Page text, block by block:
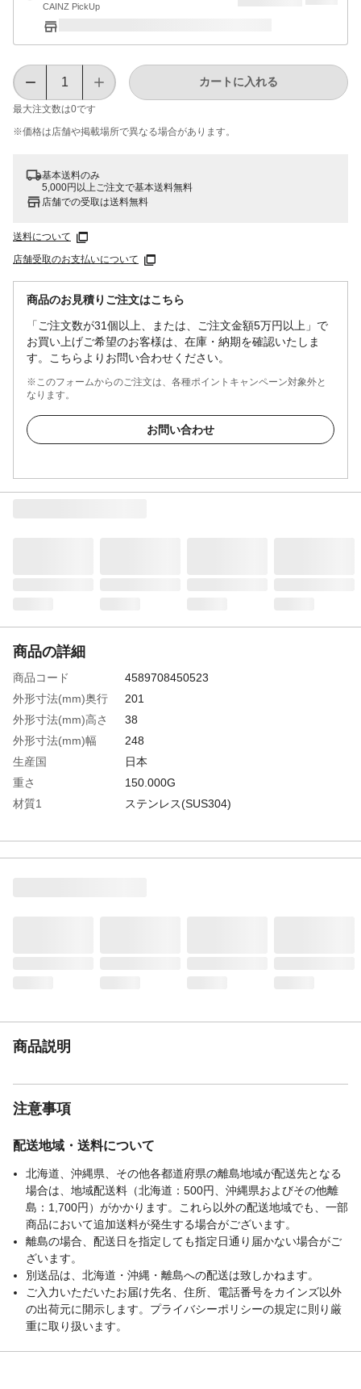
CAINZ PickUp
最大注文数は0です
カートに入れる
※価格は​店舗や​掲載場所で​異なる​場合が​あります。
基本送料のみ
5,000円以上ご注文で基本送料無料
店舗での受取は送料無料
送料について
店舗受取のお支払いについて
商品のお見積りご注文はこちら
「ご注文数が31個以上、または、ご注文金額5万円以上」で
お買い上げご希望のお客様は、在庫・納期を確認いたしま
す。こちらよりお問い合わせください。
※このフォームからのご注文は、各種ポイントキャンペーン対象外と
なります。
お問い合わせ
商品の詳細
商品コード
4589708450523
外形寸法(mm)奥行
201
外形寸法(mm)高さ
38
外形寸法(mm)幅
248
生産国
日本
重さ
150.000G
材質1
ステンレス(SUS304)
商品説明
注意事項
配送地域・送料について
北海道、沖縄県、その他各都道府県の離島地域が配送先となる
場合は、地域配送料（北海道：500円、沖縄県およびその他離
島：1,700円）がかかります。これら以外の配送地域でも、一部
商品において追加送料が発生する場合がございます。
離島の場合、配送日を指定しても指定日通り届かない場合がご
ざいます。
別送品は、北海道・沖縄・離島への配送は致しかねます。
ご入力いただいたお届け先名、住所、電話番号をカインズ以外
の出荷元に開示します。プライバシーポリシーの規定に則り厳
重に取り扱います。